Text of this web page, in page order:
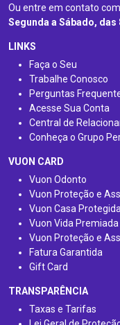
Ou entre em contato
Segunda a Sábado, das
LINKS
Faça o Seu
Trabalhe Conosco
Perguntas
Acesse Sua Conta
Central de
Conheça o Grupo
VUON CARD
Vuon Odonto
Vuon Proteção e
Vuon Casa
Vuon Vida Premiada
Vuon Proteção e
Fatura Garantida
Gift Card
TRANSPARÊNCIA
Taxas e Tarifas